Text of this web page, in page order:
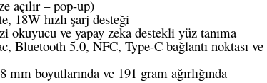
açılır – pop-up)
18W hızlı şarj desteği
okuyucu ve yapay zeka destekli yüz tanıma
Bluetooth 5.0, NFC, Type-C bağlantı noktası ve
boyutlarında ve 191 gram ağırlığında